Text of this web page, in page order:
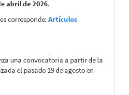
abril de 2026.
corresponde: Artículos
una convocatoria a partir de la
el pasado 19 de agosto en